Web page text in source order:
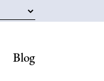
Blog